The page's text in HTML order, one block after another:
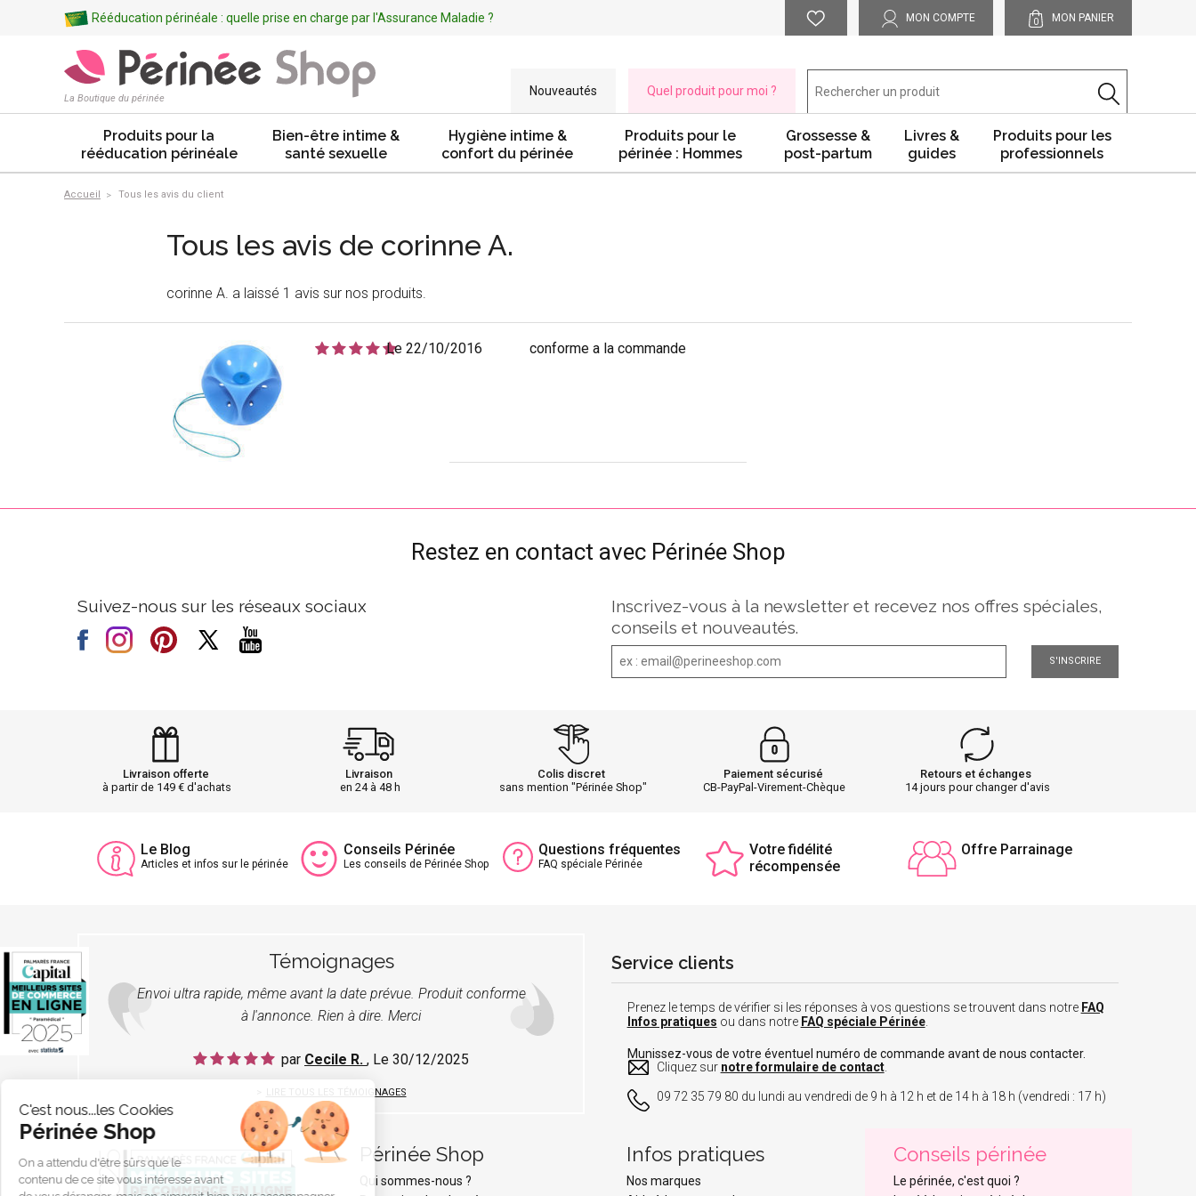
Rééducation périnéale : quelle prise en charge par l'Assurance Maladie ? MON COMPTE 0 MON PANIER
La Boutique du périnée
Nouveautés Quel produit pour moi ?
Produits pour la
rééducation périnéale
Bien-être intime &
santé sexuelle
Hygiène intime &
confort du périnée
Produits pour le
périnée : Hommes
Grossesse &
post-partum
Livres &
guides
Produits pour les
professionnels
Accueil Tous les avis du client
Tous les avis de corinne A.
corinne A. a laissé 1 avis sur nos produits.
Le 22/10/2016 conforme a la commande
Restez en contact avec Périnée Shop
Suivez-nous sur les réseaux sociaux
Inscrivez-vous à la newsletter et recevez nos offres spéciales,
conseils et nouveautés.
S'INSCRIRE
Livraison offerte
à partir de 149 € d'achats
Livraison
en 24 à 48 h
Colis discret
sans mention "Périnée Shop"
Paiement sécurisé
CB-PayPal-Virement-Chèque
Retours et échanges
14 jours pour changer d'avis
Le Blog
Articles et infos sur le périnée
Conseils Périnée
Les conseils de Périnée Shop
Questions fréquentes
FAQ spéciale Périnée
Votre fidélité
récompensée
Offre Parrainage
Témoignages
Envoi ultra rapide, même avant la date prévue. Produit conforme
à l'annonce. Rien à dire. Merci
par Cecile R. , Le 30/12/2025
LIRE TOUS LES TÉMOIGNAGES
Service clients
Prenez le temps de vérifier si les réponses à vos questions se trouvent dans notre FAQ
Infos pratiques ou dans notre FAQ spéciale Périnée.
Munissez-vous de votre éventuel numéro de commande avant de nous contacter.
Cliquez sur notre formulaire de contact.
09 72 35 79 80 du lundi au vendredi de 9 h à 12 h et de 14 h à 18 h (vendredi : 17 h)
Périnée Shop
Qui sommes-nous ?
Infos pratiques
Nos marques
Conseils périnée
Le périnée, c'est quoi ?
C'est nous...les Cookies
Périnée Shop
On a attendu d'être sûrs que le
contenu de ce site vous intéresse avant